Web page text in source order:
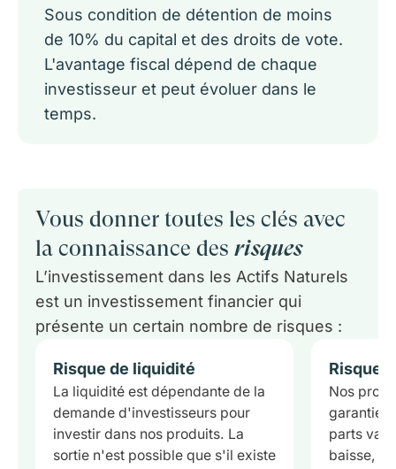
Sous condition de détention de moins
de 10% du capital et des droits de vote.
L'avantage fiscal dépend de chaque
investisseur et peut évoluer dans le
temps.
Vous donner toutes les clés avec
la connaissance des risques
L’investissement dans les Actifs Naturels
est un investissement financier qui
présente un certain nombre de risques :
Risque de liquidité
La liquidité est dépendante de la
demande d'investisseurs pour
investir dans nos produits. La
sortie n'est possible que s'il existe
Risque
Nos
garantie
parts
baisse,